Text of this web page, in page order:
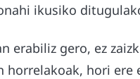
ikusiko
erabiliz gero, ez
horrelakoak, hori ere